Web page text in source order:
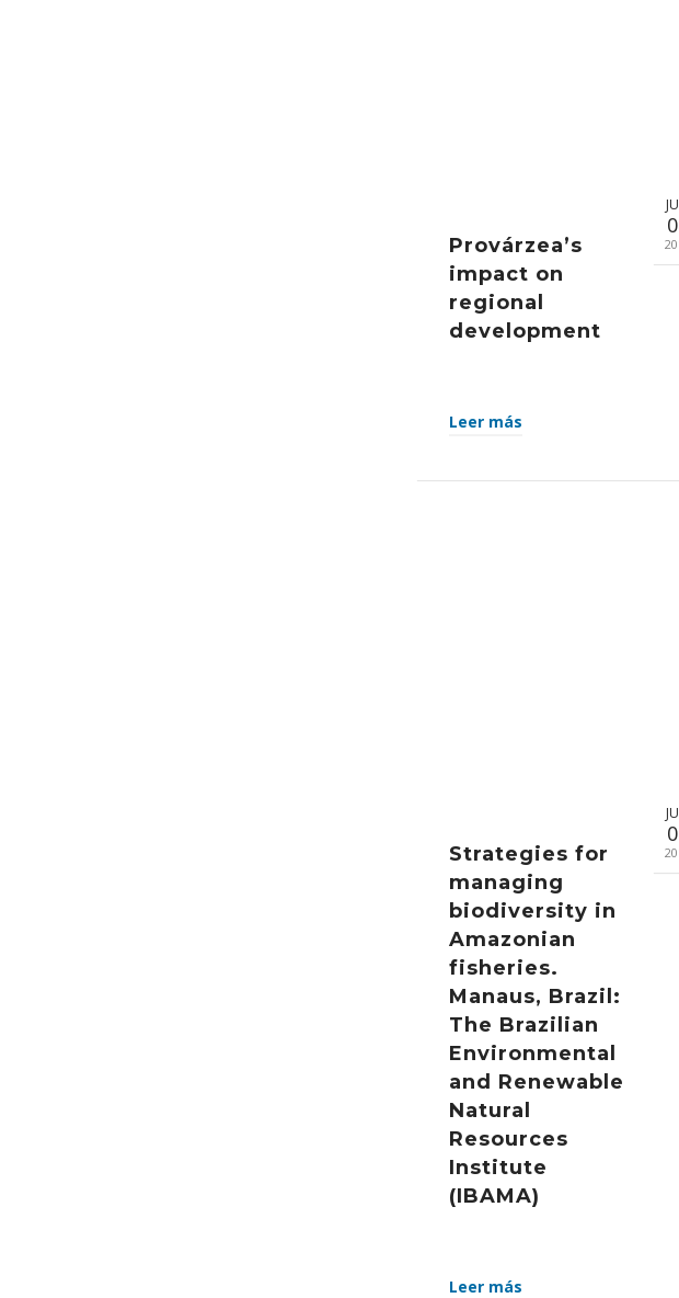
Provárzea’s
impact on
regional
development
Leer más
Strategies for
managing
biodiversity in
Amazonian
fisheries.
Manaus, Brazil:
The Brazilian
Environmental
and Renewable
Natural
Resources
Institute
(IBAMA)
Leer más